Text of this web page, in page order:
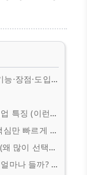
인트까지 한 번에 정리
회사라면 추천)
빠르게 정리)
선택할까?)
적으로 보는 방법)